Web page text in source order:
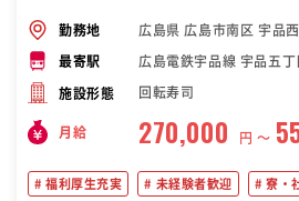
勤務地 広島県 広島市南区 宇品
最寄駅 広島電鉄宇品線 宇品五丁
施設形態 回転寿司
月給 270,000 円 〜
福利厚生充実 未経験者歓迎 寮・